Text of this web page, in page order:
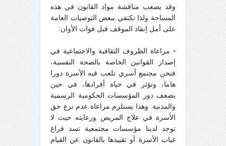
وقد يصعب مناقشة مواد القانون في هذه
المساحة ولذا نكتفي ببعض التوصيات العامة
على أمل إنقاذ الموقف قبل فوات الأوان:
• مراعاة الظروف الثقافية والاجتماعية في
إصدار القوانين الخاصة بالصحة النفسية،
فنحن مجتمع أسري تلعب فيه الأسرة دورا
هاما، وتؤثر في حياة أفرادها، في حين
يضعف دور المؤسسات الحكومية الرسمية
والمدنية. وهذا يستلزم مراعاة عدم نزع حق
الأسرة في علاج المريض ورعايته حيث لا
توجد لدينا مؤسسات مجتمعية تسد فراغ
غياب الأسرة أو تقييدها بالقانون عن القيام